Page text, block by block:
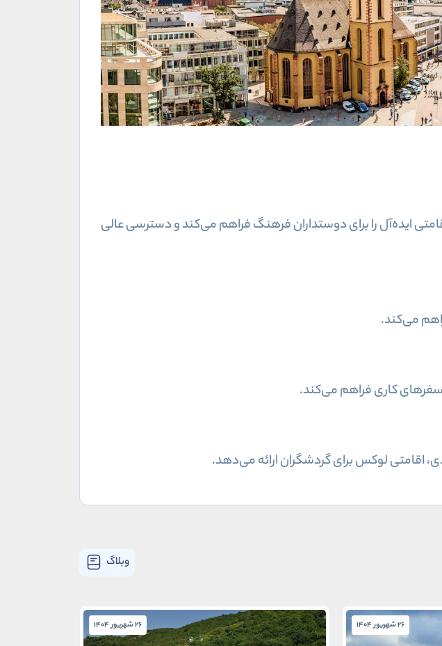
فرانسوی، اقامتی ایده‌آل را برای دوستداران فرهنگ فراهم می‌کند و دسترسی عالی
وبلاگ
26 شهریور 1404 26 شهریور 1404